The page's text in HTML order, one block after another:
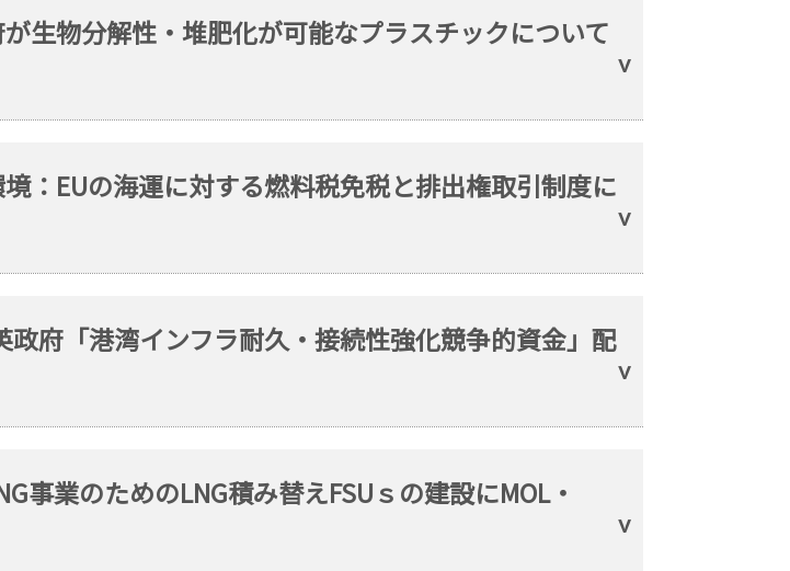
が生物分解性・堆肥化が可能なプラスチックについて
境：EUの海運に対する燃料税免税と排出権取引制度に
政府「港湾インフラ耐久・接続性強化競争的資金」配
事業のためのLNG積み替えFSUｓの建設にMOL・